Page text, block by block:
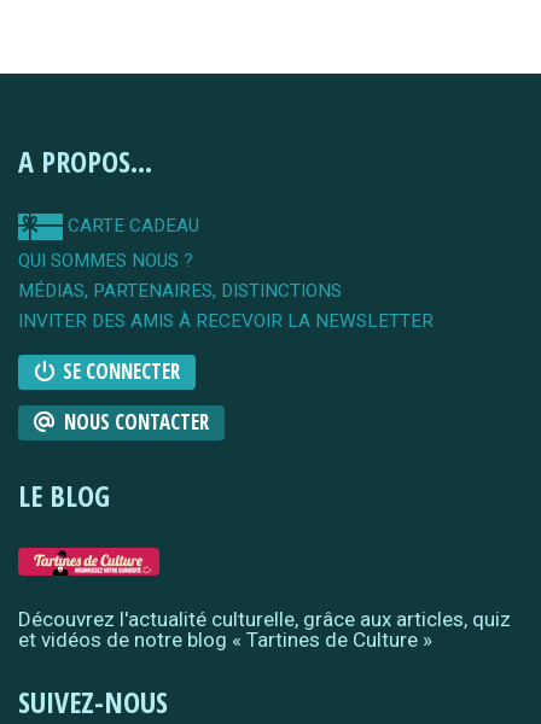
A PROPOS...
CARTE CADEAU
QUI SOMMES NOUS ?
MÉDIAS, PARTENAIRES, DISTINCTIONS
INVITER DES AMIS À RECEVOIR LA NEWSLETTER
SE CONNECTER
NOUS CONTACTER
LE BLOG
Découvrez l'actualité culturelle, grâce aux articles, quiz
et vidéos de notre blog « Tartines de Culture »
SUIVEZ-NOUS